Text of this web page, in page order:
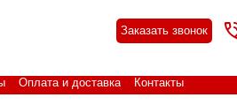
Заказать звонок
Оплата и доставка Контакты